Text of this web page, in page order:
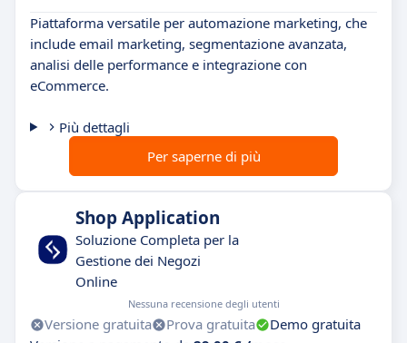
Piattaforma versatile per automazione marketing, che
include email marketing, segmentazione avanzata,
analisi delle performance e integrazione con
eCommerce.
Più dettagli
Per saperne di più
Shop Application
Soluzione Completa per la
Gestione dei Negozi
Online
Nessuna recensione degli utenti
Versione gratuita Prova gratuita
Demo gratuita